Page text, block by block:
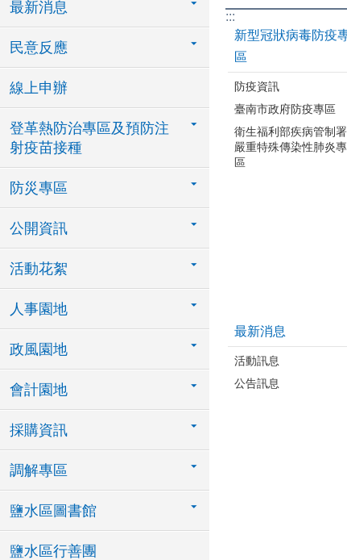
最新消息
民意反應
線上申辦
登革熱防治專區及預防注
射疫苗接種
防災專區
公開資訊
活動花絮
人事園地
政風園地
會計園地
採購資訊
調解專區
鹽水區圖書館
鹽水區行善團
:::
新型冠狀病毒防疫
區
防疫資訊
臺南市政府防疫專區
衛生福利部疾病管制署
嚴重特殊傳染性肺炎專
區
最新消息
活動訊息
公告訊息